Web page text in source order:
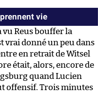
vie
vu Reus bouffer la
vrai donné un peu dans
en retrait de Witsel
était, alors, encore de
quand Lucien
offensif. Trois minutes